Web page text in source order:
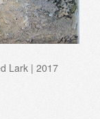
Lark | 2017